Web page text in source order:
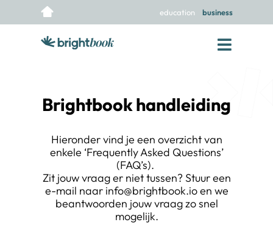
education business
Brightbook handleiding
Hieronder vind je een overzicht van
enkele ‘Frequently Asked Questions’
(FAQ’s).
Zit jouw vraag er niet tussen? Stuur een
e-mail naar info@brightbook.ioen we
beantwoorden jouw vraag zo snel
mogelijk.